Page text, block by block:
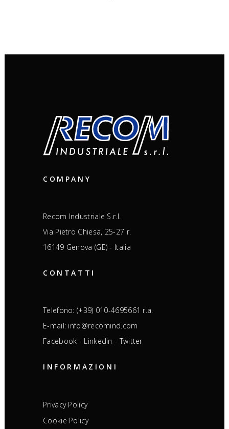
COMPANY
Recom Industriale S.r.l.
Via Pietro Chiesa, 25-27 r.
16149 Genova (GE) - Italia
CONTATTI
Telefono: (+39) 010-4695661 r.a.
E-mail: info@recomind.com
Facebook - Linkedin - Twitter
INFORMAZIONI
Privacy Policy
Cookie Policy